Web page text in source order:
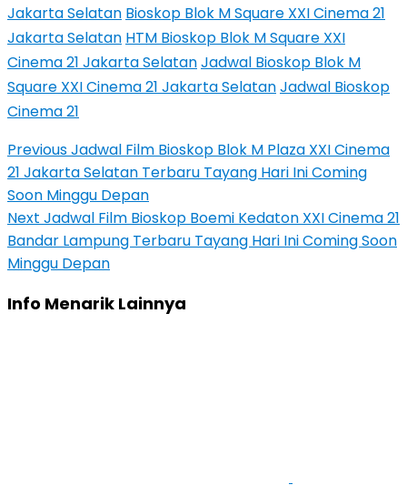
Jakarta Selatan Bioskop Blok M Square XXI Cinema 21
Jakarta Selatan HTM Bioskop Blok M Square XXI
Cinema 21 Jakarta SelatanJadwal Bioskop Blok M
Square XXI Cinema 21 Jakarta SelatanJadwal Bioskop
Cinema 21
PreviousJadwal Film Bioskop Blok M Plaza XXI Cinema
21 Jakarta Selatan Terbaru Tayang Hari Ini Coming
Soon Minggu Depan
Next Jadwal Film Bioskop Boemi Kedaton XXI Cinema 21
Bandar Lampung Terbaru Tayang Hari Ini Coming Soon
Minggu Depan
Info Menarik Lainnya